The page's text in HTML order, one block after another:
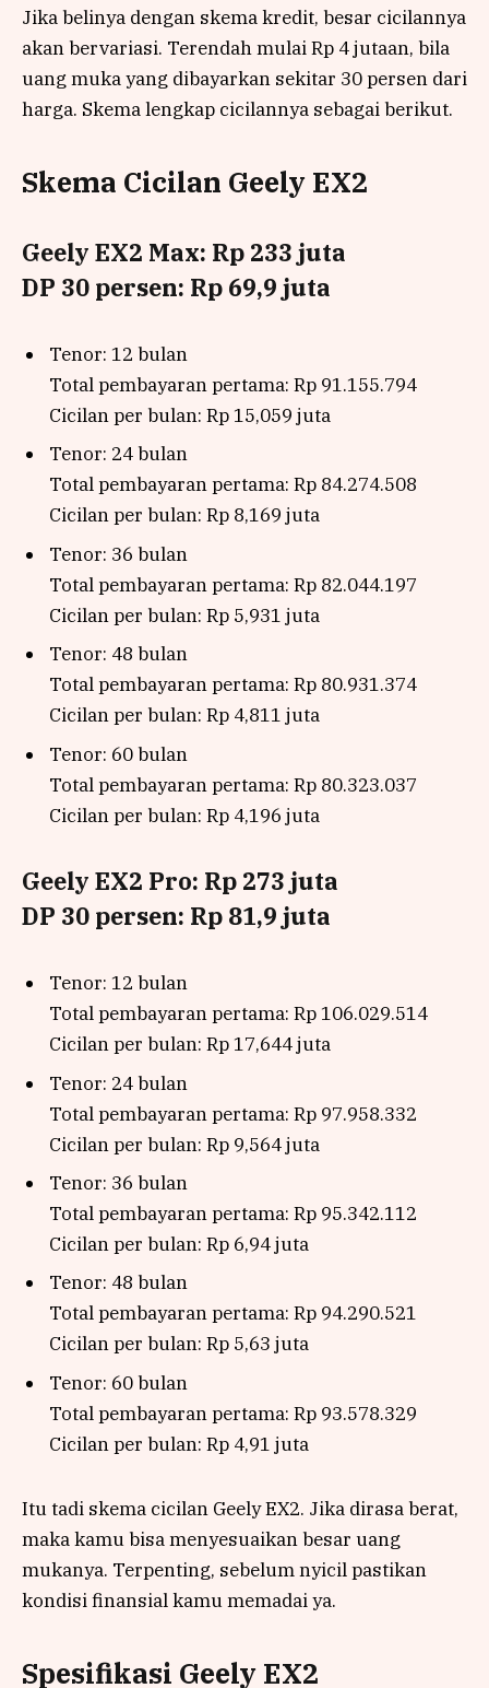
Jika belinya dengan skema kredit, besar cicilannya
akan bervariasi. Terendah mulai Rp 4 jutaan, bila
uang muka yang dibayarkan sekitar 30 persen dari
harga. Skema lengkap cicilannya sebagai berikut.
Skema Cicilan Geely EX2
Geely EX2 Max: Rp 233 juta
DP 30 persen: Rp 69,9 juta
Tenor: 12 bulan
Total pembayaran pertama: Rp 91.155.794
Cicilan per bulan: Rp 15,059 juta
Tenor: 24 bulan
Total pembayaran pertama: Rp 84.274.508
Cicilan per bulan: Rp 8,169 juta
Tenor: 36 bulan
Total pembayaran pertama: Rp 82.044.197
Cicilan per bulan: Rp 5,931 juta
Tenor: 48 bulan
Total pembayaran pertama: Rp 80.931.374
Cicilan per bulan: Rp 4,811 juta
Tenor: 60 bulan
Total pembayaran pertama: Rp 80.323.037
Cicilan per bulan: Rp 4,196 juta
Geely EX2 Pro: Rp 273 juta
DP 30 persen: Rp 81,9 juta
Tenor: 12 bulan
Total pembayaran pertama: Rp 106.029.514
Cicilan per bulan: Rp 17,644 juta
Tenor: 24 bulan
Total pembayaran pertama: Rp 97.958.332
Cicilan per bulan: Rp 9,564 juta
Tenor: 36 bulan
Total pembayaran pertama: Rp 95.342.112
Cicilan per bulan: Rp 6,94 juta
Tenor: 48 bulan
Total pembayaran pertama: Rp 94.290.521
Cicilan per bulan: Rp 5,63 juta
Tenor: 60 bulan
Total pembayaran pertama: Rp 93.578.329
Cicilan per bulan: Rp 4,91 juta
Itu tadi skema cicilan Geely EX2. Jika dirasa berat,
maka kamu bisa menyesuaikan besar uang
mukanya. Terpenting, sebelum nyicil pastikan
kondisi finansial kamu memadai ya.
Spesifikasi Geely EX2